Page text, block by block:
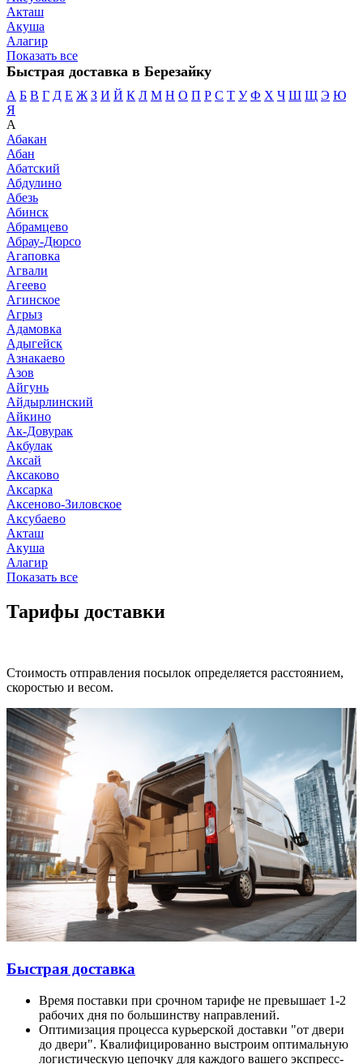
Акташ
Акуша
Алагир
Показать все
Быстрая доставка в Березайку
А Б В Г Д Е Ж З И Й К Л М Н О П Р С Т У Ф Х Ч Ш Щ Э Ю
Я
А
Абакан
Абан
Абатский
Абдулино
Абезь
Абинск
Абрамцево
Абрау-Дюрсо
Агаповка
Агвали
Агеево
Агинское
Агрыз
Адамовка
Адыгейск
Азнакаево
Азов
Айгунь
Айдырлинский
Айкино
Ак-Довурак
Акбулак
Аксай
Аксаково
Аксарка
Аксеново-Зиловское
Аксубаево
Акташ
Акуша
Алагир
Показать все
Тарифы доставки
Стоимость отправления посылок определяется расстоянием,
скоростью и весом.
Быстрая доставка
Время поставки при срочном тарифе не превышает 1-2
рабочих дня по большинству направлений.
Оптимизация процесса курьерской доставки "от двери
до двери". Квалифицированно выстроим оптимальную
логистическую цепочку для каждого вашего экспресс-